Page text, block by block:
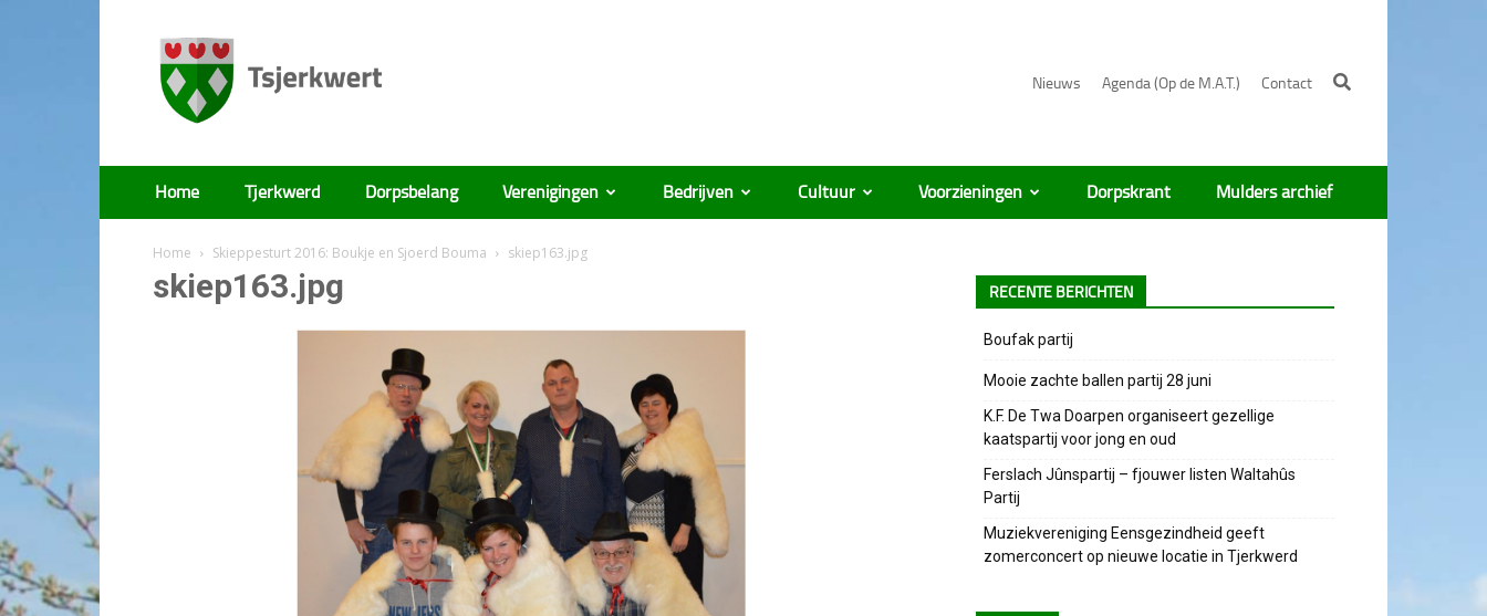
Nieuws Agenda (Op de M.A.T.) Contact
Tsjerkwert
Home Tjerkwerd Dorpsbelang Verenigingen Bedrijven Cultuur Voorzieningen Dorpskrant Mulders archief
Home Skieppesturt 2016: Boukje en Sjoerd Bouma skiep163.jpg
skiep163.jpg RECENTE BERICHTEN
Boufak partij
Mooie zachte ballen partij 28 juni
K.F. De Twa Doarpen organiseert gezellige
kaatspartij voor jong en oud
Ferslach Jûnspartij – fjouwer listen Waltahûs
Partij
Muziekvereniging Eensgezindheid geeft
zomerconcert op nieuwe locatie in Tjerkwerd